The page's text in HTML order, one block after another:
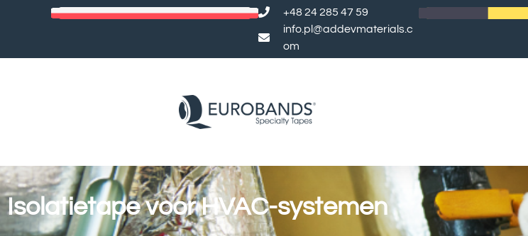
+48 24 285 47 59
info.pl@addevmaterials.c
om
Isolatietape voor HVAC-systemen